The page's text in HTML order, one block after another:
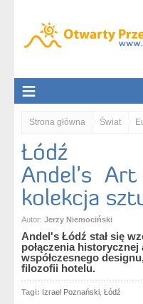
Strona główna Świat
Łódź. Andel’s Art –
Łódź
Andel’s
kolekcja
Autor: Jerzy Niemociński
Andel's Łódź stał się
połączenia
współczesnego
filozofii hotelu.
Tagi: Izrael Poznański Łódź